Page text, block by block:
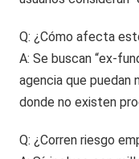
Q: ¿Cómo afecta
A: Se buscan “ex-
agencia que puedan
donde no existen
Q: ¿Corren riesgo